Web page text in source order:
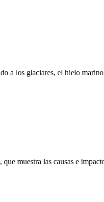
a los glaciares, el hielo
muestra las causas e